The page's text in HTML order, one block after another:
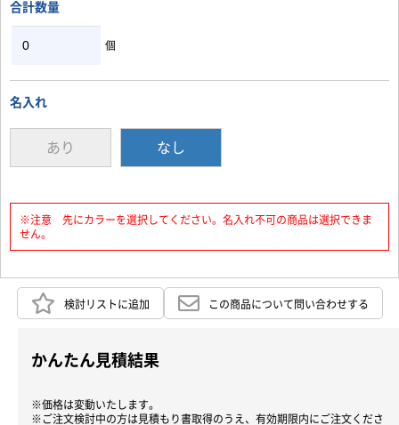
合計数量
個
名入れ
あり なし
※注意 先にカラーを選択してください。名入れ不可の商品は選択できま
せん。
検討リストに追加 この商品について問い合わせする
かんたん見積結果
※価格は変動いたします。
※ご注文検討中の方は見積もり書取得のうえ、有効期限内にご注文くださ